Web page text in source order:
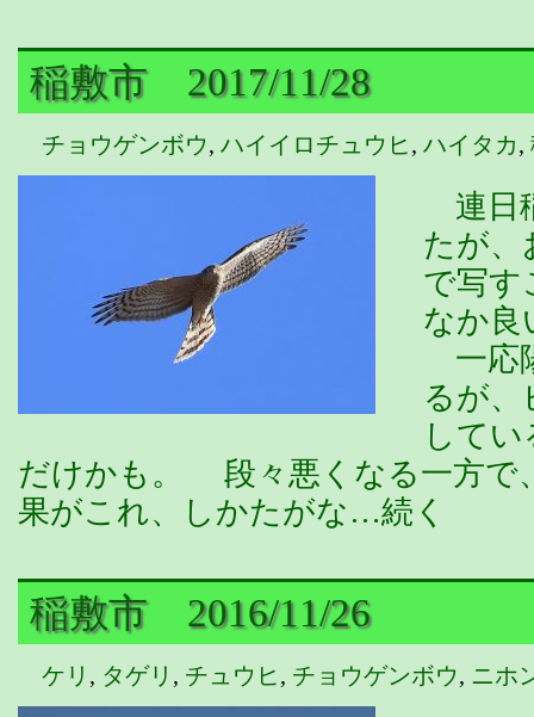
稲敷市 2017/11/28
チョウゲンボウ, ハイイロチュウヒ , ハイタカ,
連日
たが、
で写す
なか良
一応
るが、
して
だけかも。 段々悪くなる一方で
果がこれ、しかたがな…続く
稲敷市 2016/11/26
ケリ , タゲリ , チュウヒ , チョウゲンボウ, ニホ